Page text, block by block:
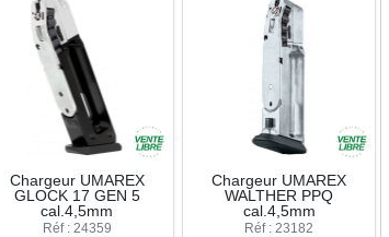
Chargeur UMAREX
GLOCK 17 GEN 5
cal.4,5mm
Réf : 24359
Chargeur UMAREX
WALTHER PPQ
cal.4,5mm
Réf : 23182